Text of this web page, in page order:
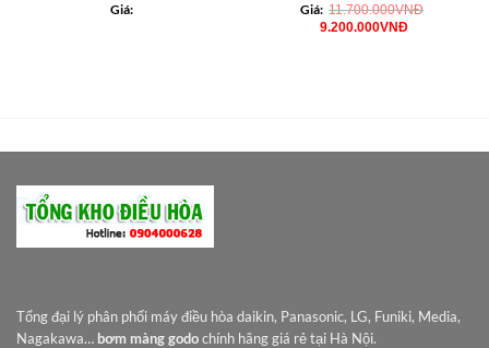
Giá: Giá: 11.700.000VNĐ
Giá
9.200.000VNĐGiá
Tổng đại lý phân phối máy điều hòa daikin, Panasonic, LG, Funiki, Media,
Nagakawa… bơm màng godochính hãng giá rẻ tại Hà Nội.